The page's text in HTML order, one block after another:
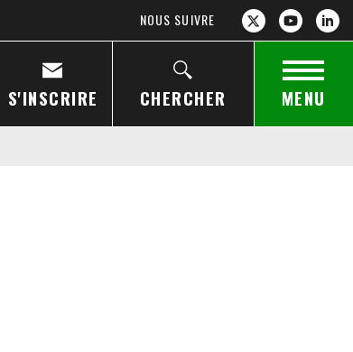
NOUS SUIVRE
S'INSCRIRE CHERCHER MENU